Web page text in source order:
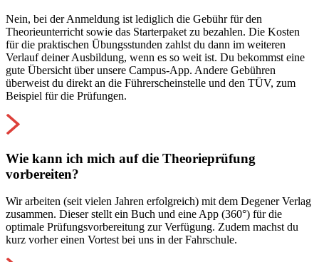
Nein, bei der Anmeldung ist lediglich die Gebühr für den
Theorieunterricht sowie das Starterpaket zu bezahlen. Die Kosten
für die praktischen Übungsstunden zahlst du dann im weiteren
Verlauf deiner Ausbildung, wenn es so weit ist. Du bekommst eine
gute Übersicht über unsere Campus-App. Andere Gebühren
überweist du direkt an die Führerscheinstelle und den TÜV, zum
Beispiel für die Prüfungen.
Wie kann ich mich auf die Theorieprüfung
vorbereiten?
Wir arbeiten (seit vielen Jahren erfolgreich) mit dem Degener Verlag
zusammen. Dieser stellt ein Buch und eine App (360°) für die
optimale Prüfungsvorbereitung zur Verfügung. Zudem machst du
kurz vorher einen Vortest bei uns in der Fahrschule.